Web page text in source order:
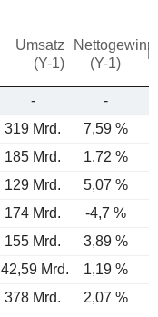
Umsatz
(Y-1)
Nettogewinn
(Y-1)
-
-
319 Mrd. 7,59 %
185 Mrd. 1,72 %
129 Mrd. 5,07 %
174 Mrd.
-4,7 %
155 Mrd.
3,89 %
42,59 Mrd. 1,19 %
378 Mrd. 2,07 %